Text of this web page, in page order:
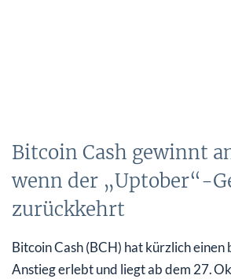
Bitcoin Cash gewinnt
wenn der „Uptober“-
zurückkehrt
Bitcoin Cash (BCH) hat kürzlich
Anstieg erlebt und liegt ab dem 27.